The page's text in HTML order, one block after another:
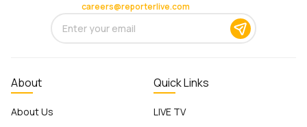
careers@reporterlive.com
About
About Us
Quick Links
LIVE TV